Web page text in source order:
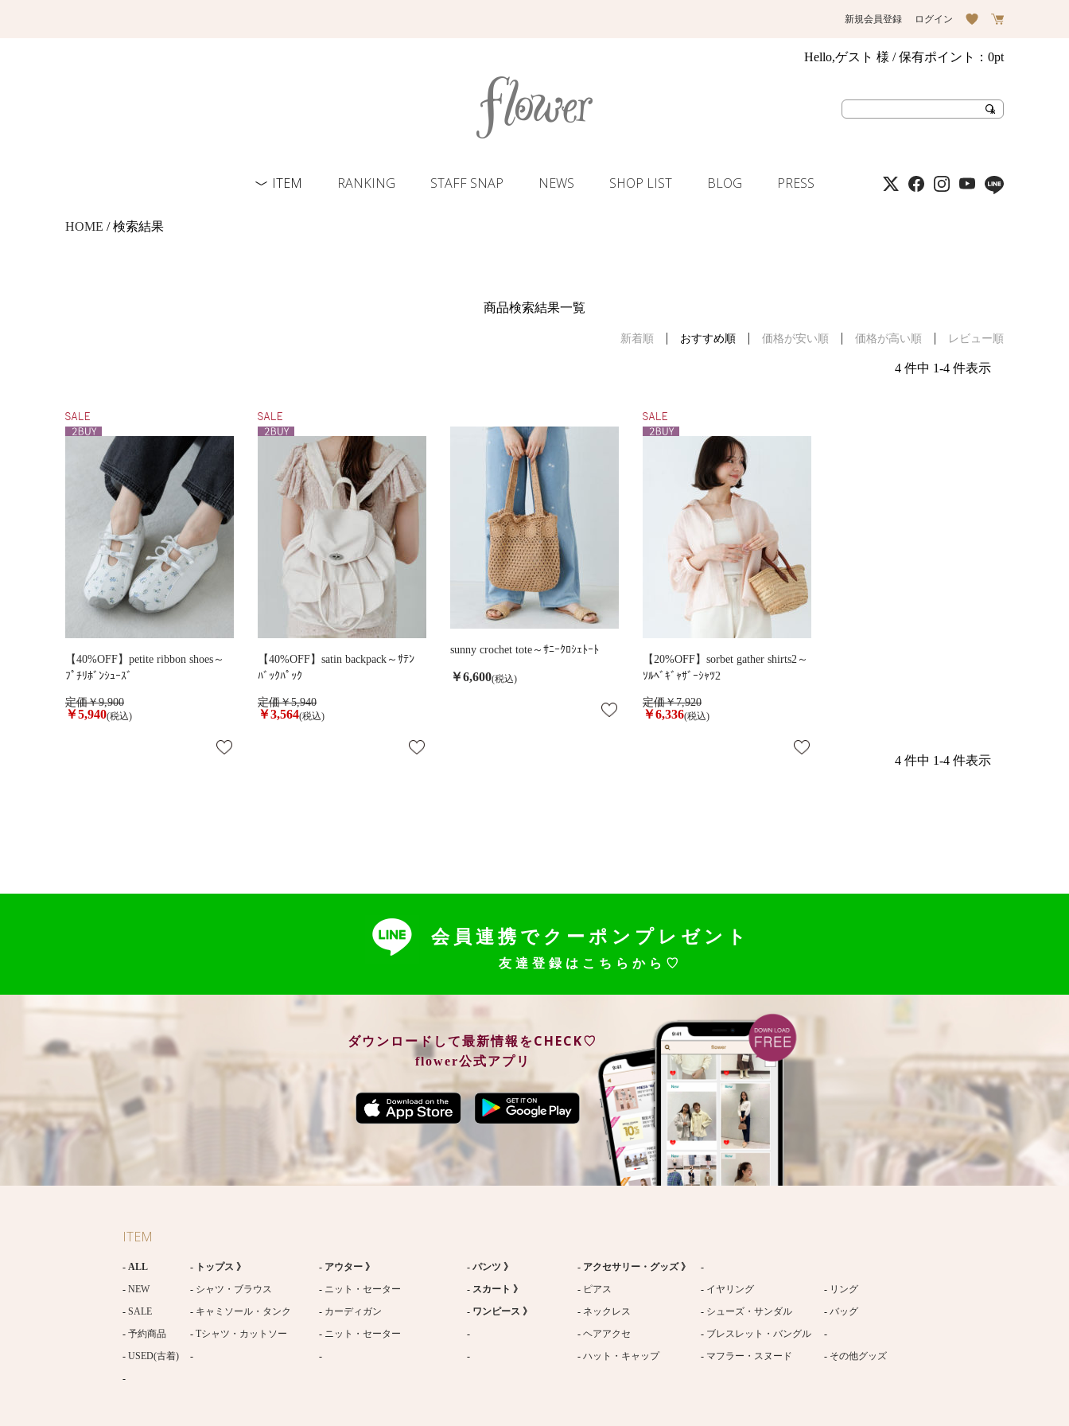
新規会員登録 ログイン
Hello,ゲスト 様 / 保有ポイント： 0pt
ITEM RANKING STAFF SNAP NEWS SHOP LIST BLOG PRESS
HOME / 検索結果
商品検索結果一覧
新着順 おすすめ順 価格が安い順 価格が高い順 レビュー順
4 件中 1-4 件表示
【40%OFF】petite ribbon shoes～
ﾌﾟﾁﾘﾎﾞﾝｼｭｰｽﾞ
定価￥9,900
￥5,940(税込)
【40%OFF】satin backpack～ｻﾃﾝ
ﾊﾞｯｸﾊﾟｯｸ
定価￥5,940
￥3,564(税込)
sunny crochet tote～ｻﾆｰｸﾛｼｪﾄｰﾄ
￥6,600(税込)
【20%OFF】sorbet gather shirts2～
ｿﾙﾍﾞｷﾞｬｻﾞｰｼｬﾂ2
定価￥7,920
￥6,336(税込)
4 件中 1-4 件表示
会員連携でクーポンプレゼント
友達登録はこちらから♡
ダウンロードして最新情報をCHECK♡
flower公式アプリ
ITEM
ALL トップス 》 アウター 》 パンツ 》
アクセサリー・グッズ 》
NEW
シャツ・ブラウス ニット・セーター スカート 》 ピアス イヤリング
リング
SALE
キャミソール・タンク カーディガン ワンピース 》 ネックレス シューズ・サンダル
バッグ
予約商品
Tシャツ・カットソー ニット・セーター ヘアアクセ
ブレスレット・バングル
USED(古着)
ハット・キャップ マフラー・スヌード その他グッズ